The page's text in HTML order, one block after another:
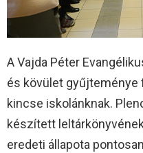
A Vajda Péter
és kövület
kincse iskolánknak.
készített
eredeti állapota